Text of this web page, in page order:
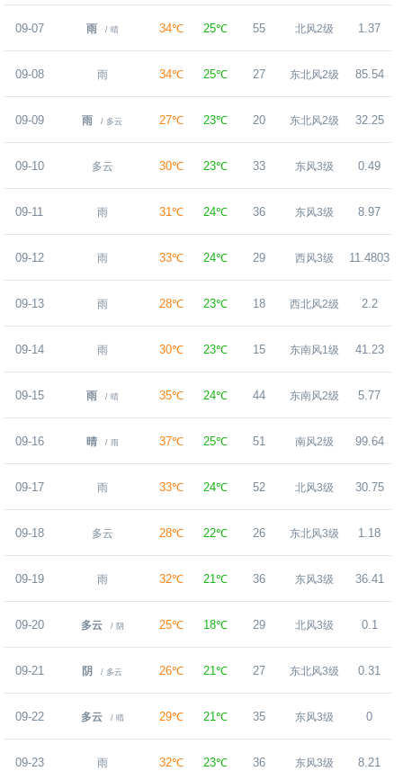
09-07 雨 / 晴 34℃ 25℃ 55 北风2级 1.37
09-08 雨 34℃ 25℃ 27 东北风2级 85.54
09-09 雨 / 多云 27℃ 23℃ 20 东北风2级 32.25
09-10 多云 30℃ 23℃ 33 东风3级 0.49
09-11 雨 31℃ 24℃ 36 东风3级 8.97
09-12 雨 33℃ 24℃ 29 西风3级 11.4803
09-13 雨 28℃ 23℃ 18 西北风2级 2.2
09-14 雨 30℃ 23℃ 15 东南风1级 41.23
09-15 雨 / 晴 35℃ 24℃ 44 东南风2级 5.77
09-16 晴 / 雨 37℃ 25℃ 51 南风2级 99.64
09-17 雨 33℃ 24℃ 52 北风3级 30.75
09-18 多云 28℃ 22℃ 26 东北风3级 1.18
09-19 雨 32℃ 21℃ 36 东风3级 36.41
09-20 多云 / 阴 25℃ 18℃ 29 北风3级 0.1
09-21 阴 / 多云 26℃ 21℃ 27 东北风3级 0.31
09-22 多云 / 晴 29℃ 21℃ 35 东风3级 0
09-23 雨 32℃ 23℃ 36 东风3级 8.21